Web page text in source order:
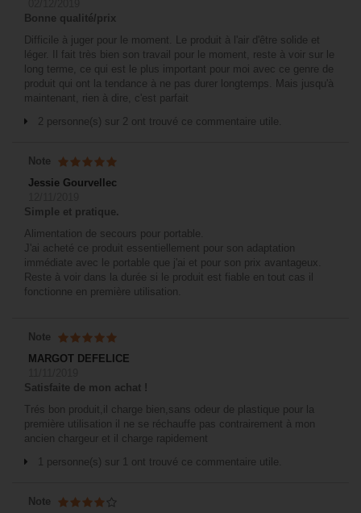
Bonne qualité/prix
Difficile à juger pour le moment. Le produit à l'air d'être solide et
léger. Il fait très bien son travail pour le moment, reste à voir sur le
long terme, ce qui est le plus important pour moi avec ce genre de
produit qui ont la tendance à ne pas durer longtemps. Mais jusqu'à
maintenant, rien à dire, c'est parfait
2 personne(s) sur 2 ont trouvé ce commentaire utile.
Note
Jessie Gourvellec
Simple et pratique.
Alimentation de secours pour portable.
J'ai acheté ce produit essentiellement pour son adaptation
immédiate avec le portable que j'ai et pour son prix avantageux.
Reste à voir dans la durée si le produit est fiable en tout cas il
fonctionne en première utilisation.
Note
MARGOT DEFELICE
Satisfaite de mon achat !
Trés bon produit,il charge bien,sans odeur de plastique pour la
première utilisation il ne se réchauffe pas contrairement à mon
ancien chargeur et il charge rapidement
1 personne(s) sur 1 ont trouvé ce commentaire utile.
Note